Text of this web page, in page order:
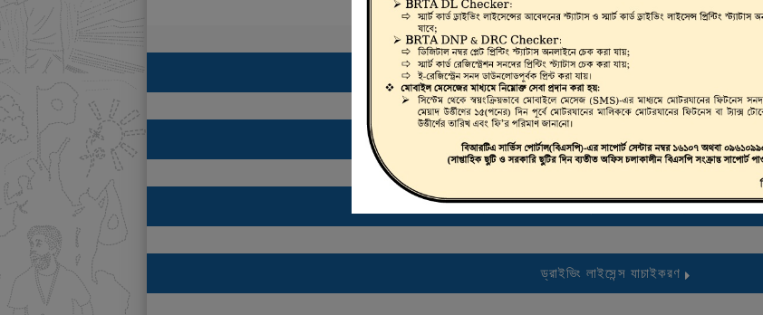
ট্রাস্টি বোর্ড সার্টিফিকেট ডাউনলোড করতে এখানে ক্লিক করুন
ই-ফিটনেস ফলাফল (VIC) দেখতে এখানে ক্লিক করুন
ই-ট্যাক্স টোকেন, ই-লাইসেন্স, ই-ফিটনেস ইত্যাদি যাচাইকরণ
ড্রাইভিং লাইসেন্স যাচাইকরণ